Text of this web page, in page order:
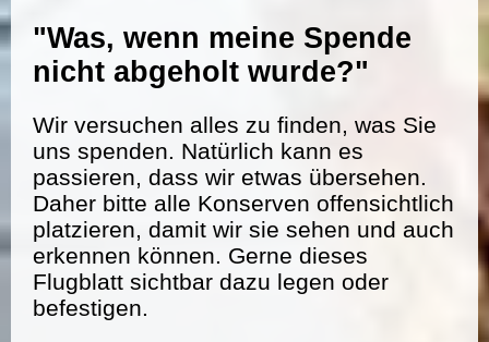
"Was, wenn meine Spende
nicht abgeholt wurde?"
Wir versuchen alles zu finden, was Sie
uns spenden. Natürlich kann es
passieren, dass wir etwas übersehen.
Daher bitte alle Konserven offensichtlich
platzieren, damit wir sie sehen und auch
erkennen können. Gerne dieses
Flugblatt sichtbar dazu legen oder
befestigen.